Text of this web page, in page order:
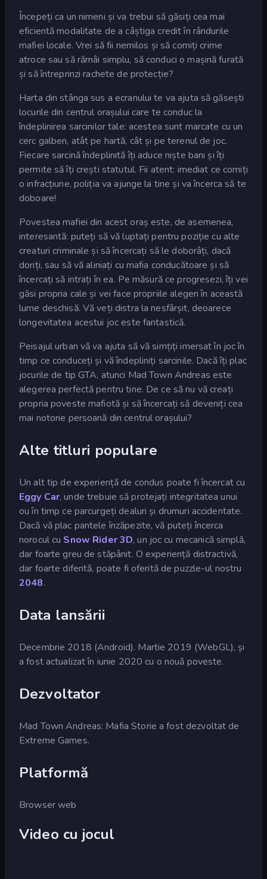
Începeți ca un nimeni și va trebui să găsiți cea mai
eficientă modalitate de a câștiga credit în rândurile
mafiei locale. Vrei să fii nemilos și să comiți crime
atroce sau să rămâi simplu, să conduci o mașină furată
și să întreprinzi rachete de protecție?
Harta din stânga sus a ecranului te va ajuta să găsești
locurile din centrul orașului care te conduc la
îndeplinirea sarcinilor tale: acestea sunt marcate cu un
cerc galben, atât pe hartă, cât și pe terenul de joc.
Fiecare sarcină îndeplinită îți aduce niște bani și îți
permite să îți crești statutul. Fii atent: imediat ce comiți
o infracțiune, poliția va ajunge la tine și va încerca să te
doboare!
Povestea mafiei din acest oraș este, de asemenea,
interesantă: puteți să vă luptați pentru poziție cu alte
creaturi criminale și să încercați să le doborâți, dacă
doriți, sau să vă aliniați cu mafia conducătoare și să
încercați să intrați în ea. Pe măsură ce progresezi, îți vei
găsi propria cale și vei face propriile alegeri în această
lume deschisă. Vă veți distra la nesfârșit, deoarece
longevitatea acestui joc este fantastică.
Peisajul urban vă va ajuta să vă simțiți imersat în joc în
timp ce conduceți și vă îndepliniți sarcinile. Dacă îți plac
jocurile de tip GTA, atunci Mad Town Andreas este
alegerea perfectă pentru tine. De ce să nu vă creați
propria poveste mafiotă și să încercați să deveniți cea
mai notorie persoană din centrul orașului?
Alte titluri populare
Un alt tip de experiență de condus poate fi încercat cu
Eggy Car, unde trebuie să protejați integritatea unui
ou în timp ce parcurgeți dealuri și drumuri accidentate.
Dacă vă plac pantele înzăpezite, vă puteți încerca
norocul cu Snow Rider 3D, un joc cu mecanică simplă,
dar foarte greu de stăpânit. O experiență distractivă,
dar foarte diferită, poate fi oferită de puzzle-ul nostru
2048.
Data lansării
Decembrie 2018 (Android). Martie 2019 (WebGL), și
a fost actualizat în iunie 2020 cu o nouă poveste.
Dezvoltator
Mad Town Andreas: Mafia Storie a fost dezvoltat de
Extreme Games.
Platformă
Browser web
Video cu jocul